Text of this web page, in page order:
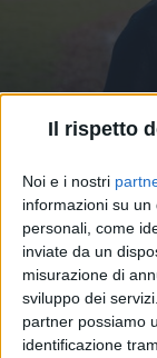
Il rispetto
Noi e i nostri
informazioni su
personali, come
inviate da un
misurazione di
sviluppo dei servizi.
partner possiamo
identificazione
SUMMER TOUR
loro ci sarà
Il gruppo di
date del
sole in faccia!”